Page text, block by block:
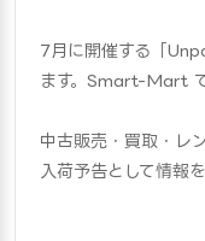
7月に開催する「
ます。Smart-Mart
中古販売・買取・レ
入荷予告として情報